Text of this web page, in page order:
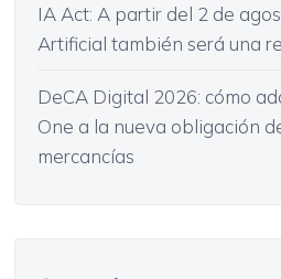
IA Act: A partir del 2 de
Artificial también será una
DeCA Digital 2026: cómo
One a la nueva obligación
mercancías